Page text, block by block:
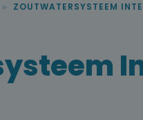
ZOUTWATERSYSTEEM